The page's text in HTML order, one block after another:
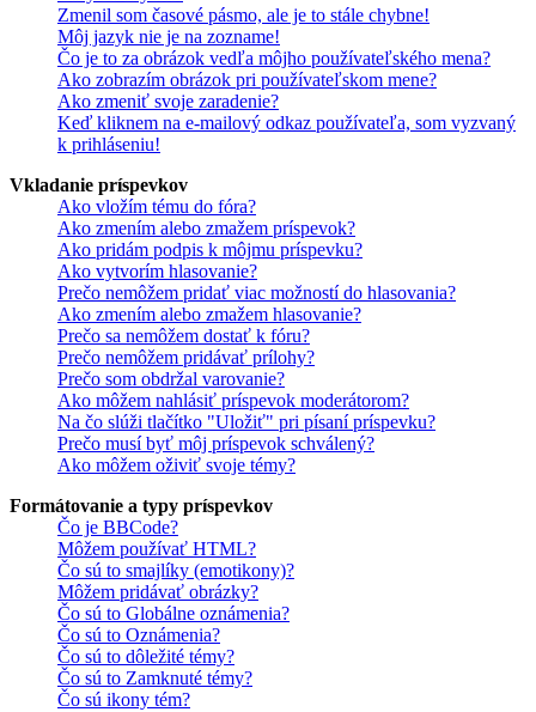
Zmenil som časové pásmo, ale je to stále chybne!
Môj jazyk nie je na zozname!
Čo je to za obrázok vedľa môjho používateľského mena?
Ako zobrazím obrázok pri používateľskom mene?
Ako zmeniť svoje zaradenie?
Keď kliknem na e-mailový odkaz používateľa, som vyzvaný
k prihláseniu!
Vkladanie príspevkov
Ako vložím tému do fóra?
Ako zmením alebo zmažem príspevok?
Ako pridám podpis k môjmu príspevku?
Ako vytvorím hlasovanie?
Prečo nemôžem pridať viac možností do hlasovania?
Ako zmením alebo zmažem hlasovanie?
Prečo sa nemôžem dostať k fóru?
Prečo nemôžem pridávať prílohy?
Prečo som obdržal varovanie?
Ako môžem nahlásiť príspevok moderátorom?
Na čo slúži tlačítko "Uložiť" pri písaní príspevku?
Prečo musí byť môj príspevok schválený?
Ako môžem oživiť svoje témy?
Formátovanie a typy príspevkov
Čo je BBCode?
Môžem používať HTML?
Čo sú to smajlíky (emotikony)?
Môžem pridávať obrázky?
Čo sú to Globálne oznámenia?
Čo sú to Oznámenia?
Čo sú to dôležité témy?
Čo sú to Zamknuté témy?
Čo sú ikony tém?